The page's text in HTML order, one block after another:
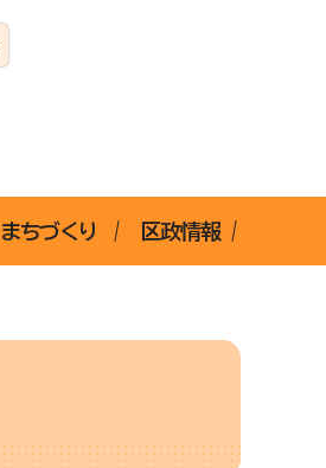
まちづくり 区政情報